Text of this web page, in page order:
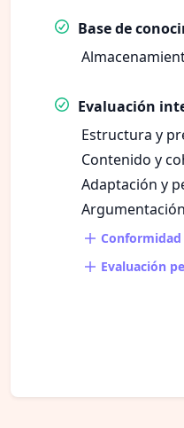
Base de
Evaluación
Estructura y
Contenido y
Adaptación y
Evaluación